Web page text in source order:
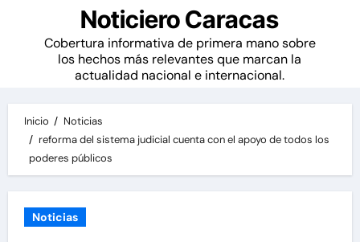
Noticiero Caracas
Cobertura informativa de primera mano sobre
los hechos más relevantes que marcan la
actualidad nacional e internacional.
Inicio
Noticias
reforma del sistema judicial cuenta con el apoyo de todos los
poderes públicos
Noticias